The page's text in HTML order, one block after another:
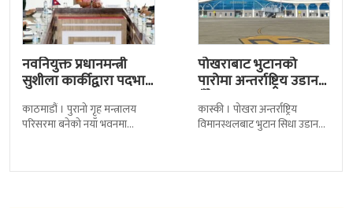
नवनियुक्त प्रधानमन्त्री
सुशीला कार्कीद्वारा पदभार
काठमाडौं । पुरानो गृह मन्त्रालय
परिसरमा बनेको नयाँ भवनमा
नवनियुक्त
पोखराबाट भुटानको
पारोमा अन्तर्राष्ट्रिय उडान
हुँदै
कास्की । पोखरा अन्तर्राष्ट्रिय
विमानस्थलबाट भुटान सिधा उडान
लागेको हो